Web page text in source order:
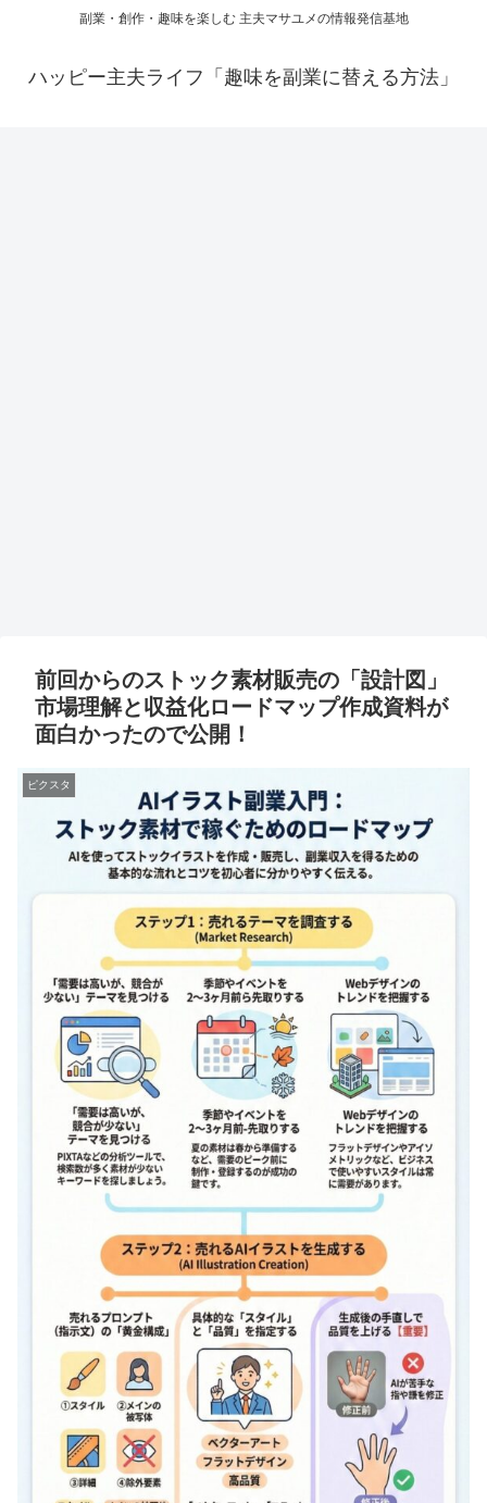
副業・創作・趣味を楽しむ 主夫マサユメの情報発信基地
ハッピー主夫ライフ「趣味を副業に替える方法」
前回からのストック素材販売の「設計図」
市場理解と収益化ロードマップ作成資料が
面白かったので公開！
ピクスタ